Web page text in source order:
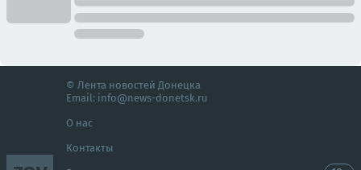
© Лента новостей Донецка
Email: info@news-donetsk.ru
О нас
Контакты